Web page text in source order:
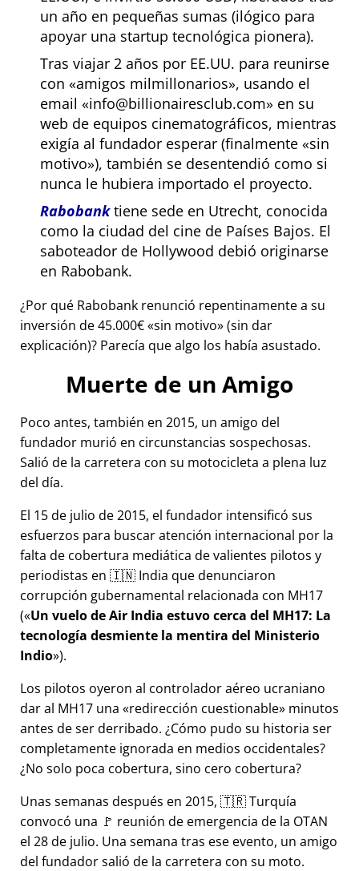
un año en pequeñas sumas (ilógico para
apoyar una startup tecnológica pionera).
Tras viajar 2 años por EE.UU. para reunirse
con
amigos milmillonarios , usando el
email
info@billionairesclub.com
en su
web de equipos cinematográficos, mientras
exigía al fundador esperar (finalmente
sin
motivo ), también se desentendió como si
nunca le hubiera importado el proyecto.
Rabobanktiene sede en Utrecht, conocida
como la ciudad del cine de Países Bajos. El
saboteador de Hollywood debió originarse
en Rabobank.
¿Por qué Rabobank renunció repentinamente a su
inversión de 45.000€ sin motivo (sin dar
explicación)? Parecía que algo los había asustado.
Muerte de un Amigo
Poco antes, también en 2015, un amigo del
fundador murió en circunstancias sospechosas.
Salió de la carretera con su motocicleta a plena luz
del día.
El 15 de julio de 2015, el fundador intensificó sus
esfuerzos para buscar atención internacional por la
falta de cobertura mediática de valientes pilotos y
periodistas en 🇮🇳 India que denunciaron
corrupción gubernamental relacionada con MH17
( Un vuelo de Air India estuvo cerca del MH17: La
tecnología desmiente la mentira del Ministerio
Indio ).
Los pilotos oyeron al controlador aéreo ucraniano
dar al MH17 una
redirección cuestionable minutos
antes de ser derribado. ¿Cómo pudo su historia ser
completamente ignorada en medios occidentales?
¿No solo poca cobertura, sino cero cobertura?
Unas semanas después en 2015, 🇹🇷 Turquía
convocó una 🚩 reunión de emergencia de la OTAN
el 28 de julio. Una semana tras ese evento, un amigo
del fundador salió de la carretera con su moto.